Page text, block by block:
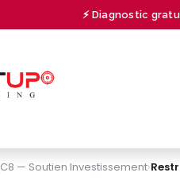
⚡ Diagnostic
C8 — Soutien Investissement›